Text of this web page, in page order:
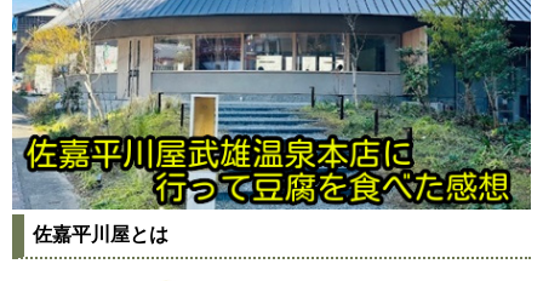
佐嘉平川屋とは